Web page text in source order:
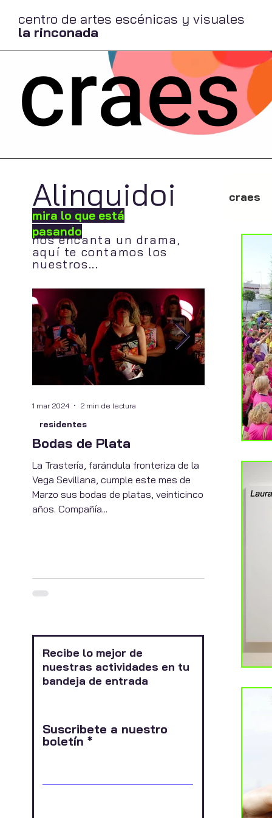
centro de artes escénicas y visuales
la rinconada
craes
nos encanta un drama,
aquí te contamos los
nuestros...
mira lo que está
pasando
Alinquidoi
Bodas de Plata
La Trastería, farándula fronteriza de la
Vega Sevillana, cumple este mes de
Marzo sus bodas de platas, veinticinco
años. Compañía...
residentes
1 mar 2024 2 min de lectura
El Centro de
talleres del
cultura
2
Recibe lo mejor de
nuestras actividades en tu
bandeja de entrada
Suscribete a nuestro
boletín
craes